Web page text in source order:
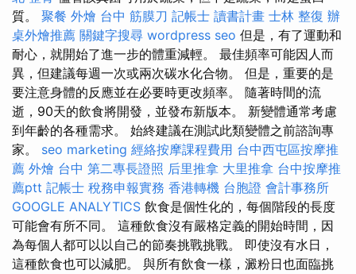
質。 聚餐 外燴 台中 筋膜刀 記帳士 讀書計畫 士林 整復 辦
桌外燴推薦 關鍵字搜尋 wordpress seo 但是，有了運動和
耐心，就開始了進一步的體重減輕。 最佳頻率可能因人而
異，但建議每週​​一次或兩次碳水化合物。 但是，重要的是
要注意身體的反應並在必要時更改頻率。 隨著時間的流
逝，90天的飲食將開發，並發布新版本。 新變體通常考慮
到年齡的各種需求。 始終建議在測試此類變體之前諮詢專
家。 seo marketing 經絡按摩課程費用 台中西屯區按摩推
薦 外燴 台中 第二專長證照 后里推拿 大里推拿 台中按摩推
薦ptt 記帳士 稅務申報實務 香港轉機 台胞證 會計事務所
GOOGLE ANALYTICS 飲食是個性化的，每個階段的長度
可能會有所不同。 這種飲食沒有嚴格定義的開始時間，因
為每個人都可以以自己的節奏挑戰挑戰。 即使沒有水日，
這種飲食也可以減肥。 與所有飲食一樣，澱粉日也面臨挑